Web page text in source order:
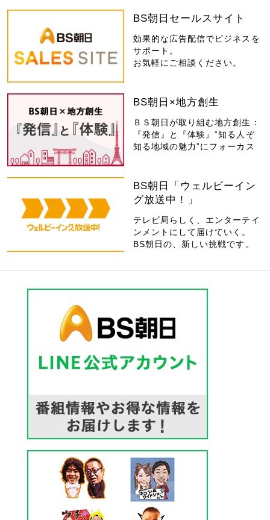
BS朝日セールスサイト
効果的な広告配信でビジネスを
サポート。
お気軽にご相談ください。
BS朝日×地方創生
ＢＳ朝日が取り組む地方創生：
『発信』と『体験』“知る人ぞ
知る地域の魅力”にフォーカス
BS朝日「ウェルビーイン
グ放送中！」
テレビ局らしく、エンターテイ
ンメントにして届けていく。
BS朝日の、新しい挑戦です。